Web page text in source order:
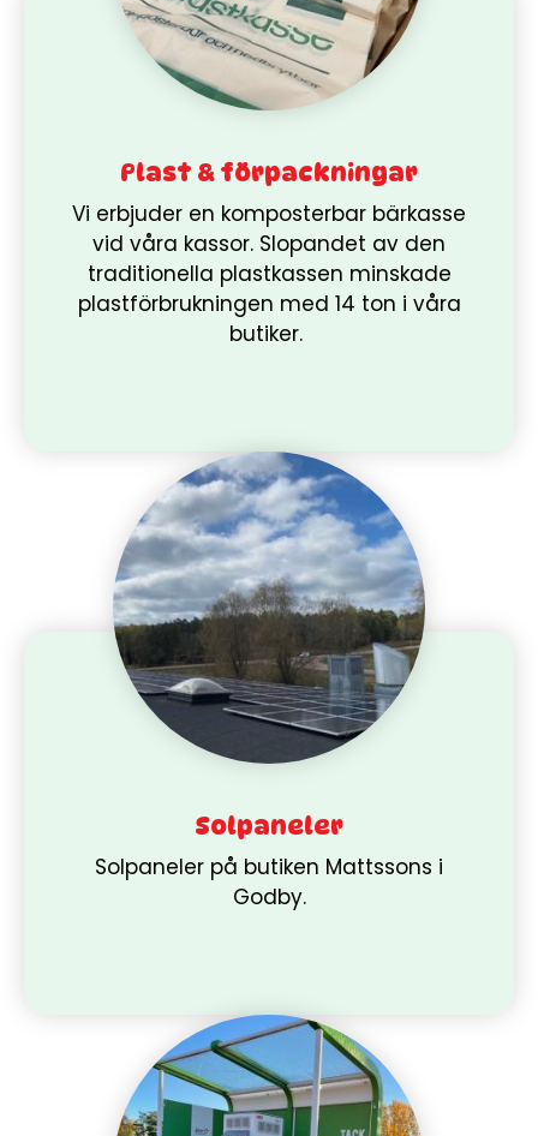
Plast & förpackningar
Vi erbjuder en komposterbar bärkasse
vid våra kassor. Slopandet av den
traditionella plastkassen minskade
plastförbrukningen med 14 ton i våra
butiker.
Solpaneler
Solpaneler på butiken Mattssons i
Godby.